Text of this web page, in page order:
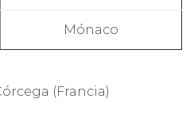
Mónaco
(Francia)